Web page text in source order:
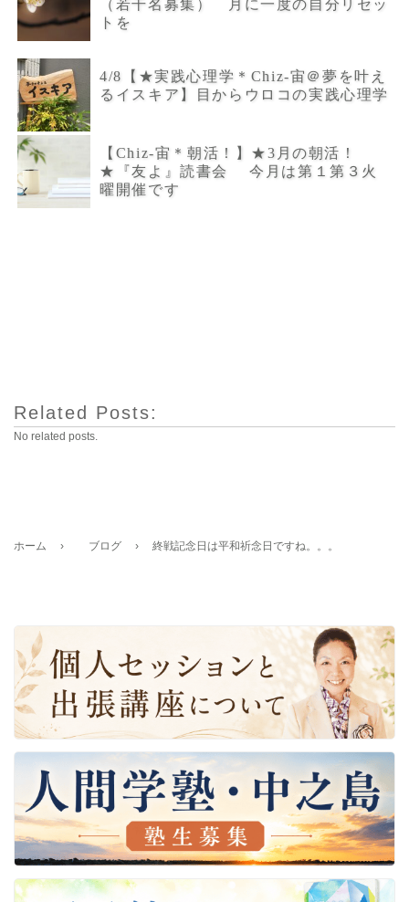
（若干名募集） 月に一度の自分リセッ
トを
4/8【★実践心理学＊Chiz-宙＠夢を叶え
るイスキア】目からウロコの実践心理学
【Chiz-宙＊朝活！】★3月の朝活！
★『友よ』読書会 今月は第１第３火
曜開催です
Related Posts:
No related posts.
ホーム › ブログ › 終戦記念日は平和祈念日ですね。。。